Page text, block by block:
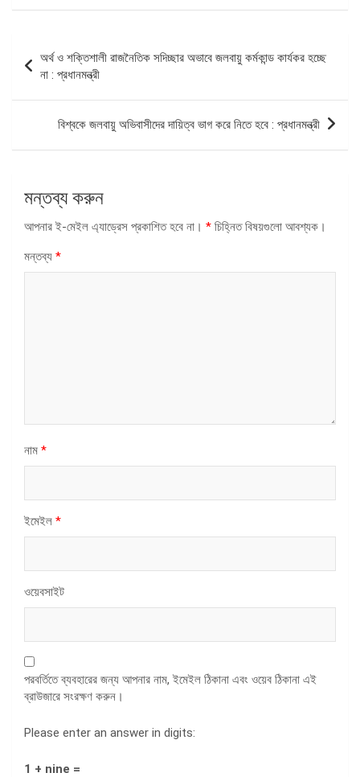
ন্যাভিগেশন
অর্থ ও শক্তিশালী রাজনৈতিক সদিচ্ছার অভাবে জলবায়ু কর্মকান্ড কার্যকর হচ্ছে
না : প্রধানমন্ত্রী
বিশ্বকে জলবায়ু অভিবাসীদের দায়িত্ব ভাগ করে নিতে হবে : প্রধানমন্ত্রী
মন্তব্য করুন
আপনার ই-মেইল এ্যাড্রেস প্রকাশিত হবে না। * চিহ্নিত বিষয়গুলো আবশ্যক।
মন্তব্য *
নাম *
ইমেইল *
ওয়েবসাইট
পরবর্তিতে ব্যবহারের জন্য আপনার নাম, ইমেইল ঠিকানা এবং ওয়েব ঠিকানা এই
ব্রাউজারে সংরক্ষণ করুন।
Please enter an answer in digits:
1 + nine =